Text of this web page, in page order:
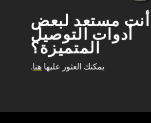
مستعد لبعض
أدوات التوصيل
المتميزة؟
يمكنك العثور عليها هنا.